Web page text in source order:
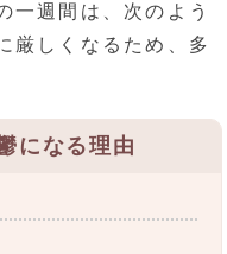
一週間は、次のよう
厳しくなるため、多
になる理由